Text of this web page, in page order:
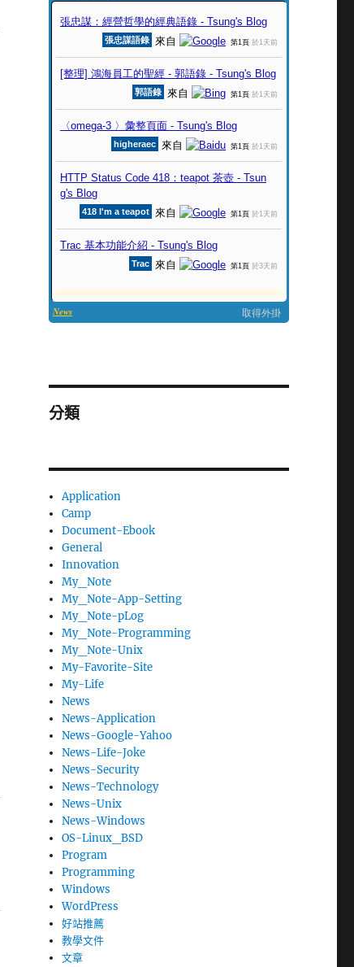
分類
Application
Camp
Document-Ebook
General
Innovation
My_Note
My_Note-App-Setting
My_Note-pLog
My_Note-Programming
My_Note-Unix
My-Favorite-Site
My-Life
News
News-Application
News-Google-Yahoo
News-Life-Joke
News-Security
News-Technology
News-Unix
News-Windows
OS-Linux_BSD
Program
Programming
Windows
WordPress
好站推薦
教學文件
文章